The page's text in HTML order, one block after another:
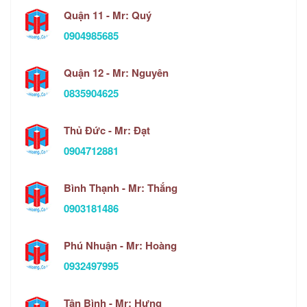
Quận 11 - Mr: Quý
0904985685
Quận 12 - Mr: Nguyên
0835904625
Thủ Đức - Mr: Đạt
0904712881
Bình Thạnh - Mr: Thắng
0903181486
Phú Nhuận - Mr: Hoàng
0932497995
Tân Bình - Mr: Hưng